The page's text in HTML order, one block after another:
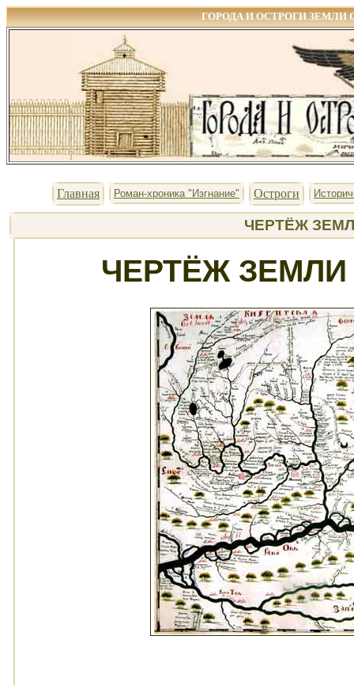
ГОРОДА И ОСТРОГИ ЗЕМЛИ
Главная Роман-хроника "Изгнание" Остроги
ЧЕРТЁЖ
ЧЕРТЁЖ